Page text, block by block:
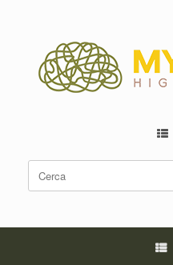
Ricerca
per: